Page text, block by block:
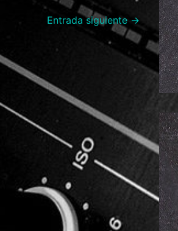
Entrada siguiente →